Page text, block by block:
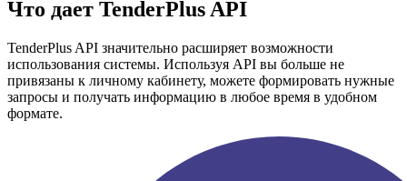
Что дает TenderPlus API
TenderPlus API значительно расширяет возможности
использования системы. Используя API вы больше не
привязаны к личному кабинету, можете формировать нужные
запросы и получать информацию в любое время в удобном
формате.